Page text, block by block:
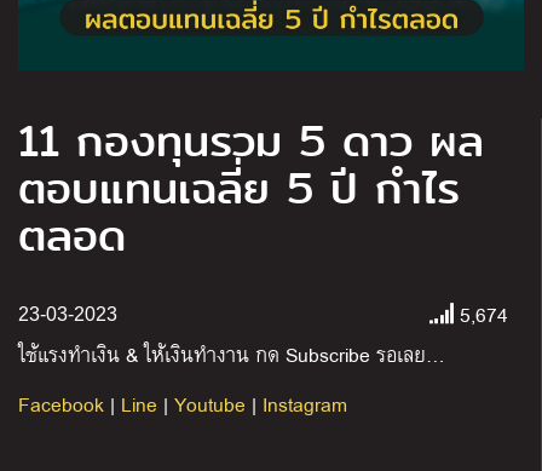
11 กองทุนรวม 5 ดาว ผล
ตอบแทนเฉลี่ย 5 ปี กำไร
ตลอด
23-03-2023
5,674
ใช้แรงทำเงิน&ให้เงินทำงาน กด Subscribe รอเลย…
Facebook | Line | Youtube | Instagram